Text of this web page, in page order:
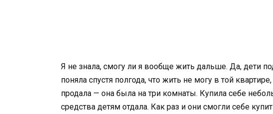
Я не знала, смогу ли я вообще жить дальше. Да, дети
поняла спустя полгода, что жить не могу в той
продала — она была на три комнаты. Купила себе
средства детям отдала. Как раз и они смогли себе